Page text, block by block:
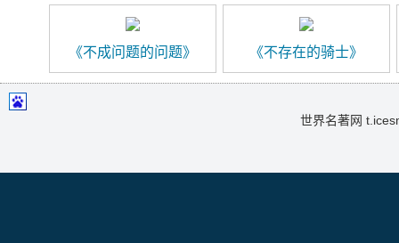
《不成问题的问题》 《不存在的骑士》
世界名著网